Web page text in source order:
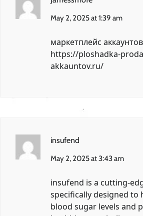
May 2, 2025 at 1:39 am
маркетплейс
https://ploshadka-
akkauntov.ru/
insufend
May 2, 2025 at 3:43 am
insufend is a cutting-
specifically designed to
blood sugar levels and